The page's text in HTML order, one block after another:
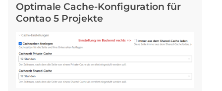
Optimale Cache-Konfiguration für
Contao 5 Projekte